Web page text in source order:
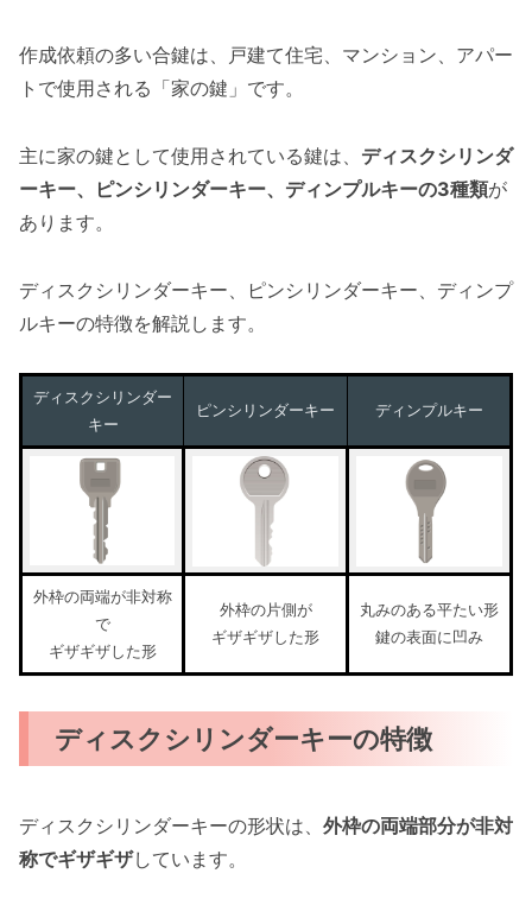
作成依頼の多い合鍵は、戸建て住宅、マンション、アパー
トで使用される「家の鍵」です。
主に家の鍵として使用されている鍵は、 ディスクシリンダ
ーキー、ピンシリンダーキー、ディンプルキーの3種類が
あります。
ディスクシリンダーキー、ピンシリンダーキー、ディンプ
ルキーの特徴を解説します。
ディスクシリンダー
キー
ピンシリンダーキー ディンプルキー
外枠の両端が非対称
で
ギザギザした形
外枠の片側が
ギザギザした形
丸みのある平たい形
鍵の表面に凹み
ディスクシリンダーキーの特徴
ディスクシリンダーキーの形状は、 外枠の両端部分が非対
称でギザギザしています。